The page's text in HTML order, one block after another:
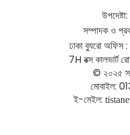
উপদেষ্টা:
সম্পাদকও
ঢাকাব্যুরোঅফিস:
7Hবক্সকালভার্ট
© ২০২৫
মোবাইল:
ই-মেইল: